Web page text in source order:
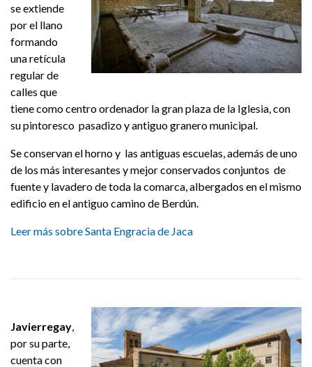
se extiende
por el llano
formando
una retícula
regular de
calles que
tiene como centro ordenador la gran plaza de la Iglesia, con
su pintoresco pasadizo y antiguo granero municipal.
Se conservan el horno y las antiguas escuelas, además de uno
de los más interesantes y mejor conservados conjuntos de
fuente y lavadero de toda la comarca, albergados en el mismo
edificio en el antiguo camino de Berdún.
Leer más sobre Santa Engracia de Jaca
Javierregay
por su parte,
cuenta con